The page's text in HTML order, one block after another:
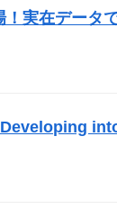
！実在データ